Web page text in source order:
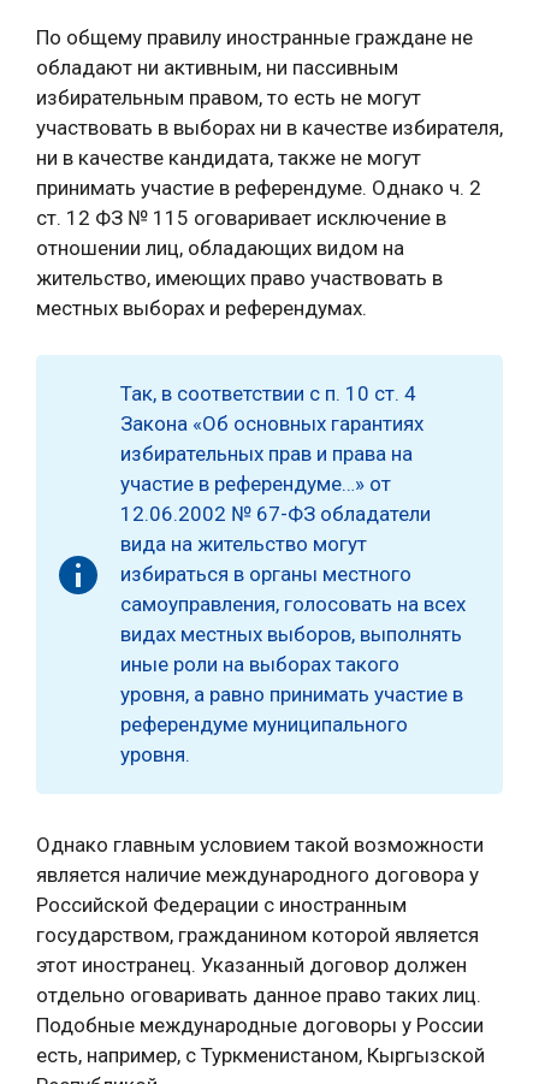
По общему правилу иностранные граждане не
обладают ни активным, ни пассивным
избирательным правом, то есть не могут
участвовать в выборах ни в качестве избирателя,
ни в качестве кандидата, также не могут
принимать участие в референдуме. Однако ч. 2
ст. 12 ФЗ № 115 оговаривает исключение в
отношении лиц, обладающих видом на
жительство, имеющих право участвовать в
местных выборах и референдумах.
Так, в соответствии с п. 10 ст. 4
Закона «Об основных гарантиях
избирательных прав и права на
участие в референдуме…» от
12.06.2002 № 67-ФЗ обладатели
вида на жительство могут
избираться в органы местного
самоуправления, голосовать на всех
видах местных выборов, выполнять
иные роли на выборах такого
уровня, а равно принимать участие в
референдуме муниципального
уровня.
Однако главным условием такой возможности
является наличие международного договора у
Российской Федерации с иностранным
государством, гражданином которой является
этот иностранец. Указанный договор должен
отдельно оговаривать данное право таких лиц.
Подобные международные договоры у России
есть, например, с Туркменистаном, Кыргызской